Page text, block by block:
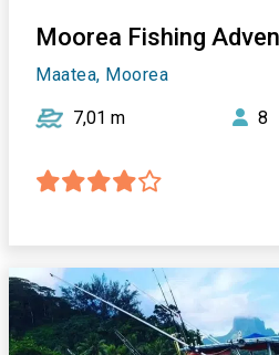
Moorea Fishing
Maatea, Moorea
7,01 m 8